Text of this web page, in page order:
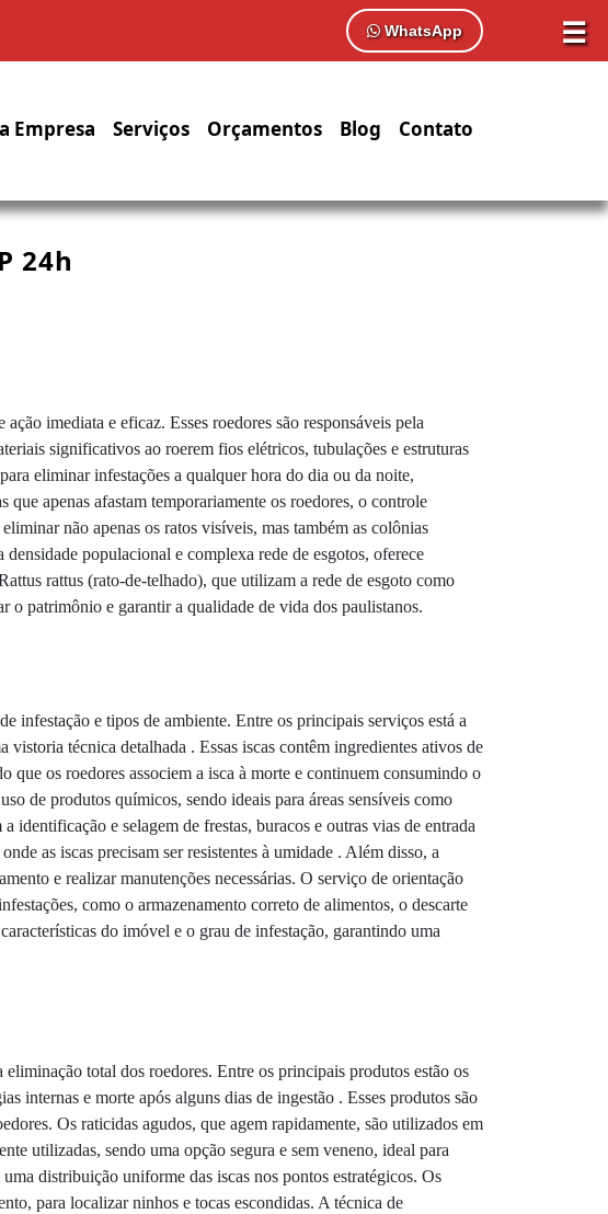
☰
WhatsApp
Empresa Serviços Orçamentos Blog Contato
24h
imediata e eficaz. Esses roedores são responsáveis pela
significativos ao roerem fios elétricos, tubulações e estruturas
eliminar infestações a qualquer hora do dia ou da noite,
apenas afastam temporariamente os roedores, o controle
não apenas os ratos visíveis, mas também as colônias
populacional e complexa rede de esgotos, oferece
rattus (rato-de-telhado), que utilizam a rede de esgoto como
o patrimônio e garantir a qualidade de vida dos paulistanos.
infestação e tipos de ambiente. Entre os principais serviços está a
vistoria técnica detalhada . Essas iscas contêm ingredientes ativos de
que os roedores associem a isca à morte e continuem consumindo o
de produtos químicos, sendo ideais para áreas sensíveis como
identificação e selagem de frestas, buracos e outras vias de entrada
as iscas precisam ser resistentes à umidade . Além disso, a
e realizar manutenções necessárias. O serviço de orientação
como o armazenamento correto de alimentos, o descarte
do imóvel e o grau de infestação, garantindo uma
total dos roedores. Entre os principais produtos estão os
internas e morte após alguns dias de ingestão . Esses produtos são
Os raticidas agudos, que agem rapidamente, são utilizados em
utilizadas, sendo uma opção segura e sem veneno, ideal para
distribuição uniforme das iscas nos pontos estratégicos. Os
para localizar ninhos e tocas escondidas. A técnica de